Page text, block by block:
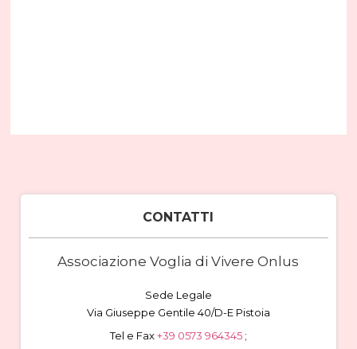
CONTATTI
Associazione Voglia di Vivere Onlus
Sede Legale
Via Giuseppe Gentile 40/D-E Pistoia
Tel e Fax+39 0573 964345 ;